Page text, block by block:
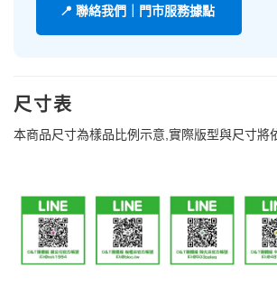
📍 聯絡我們｜門市服務據點
尺寸表
本商品尺寸為樣品比例示意,實際版型與尺寸將